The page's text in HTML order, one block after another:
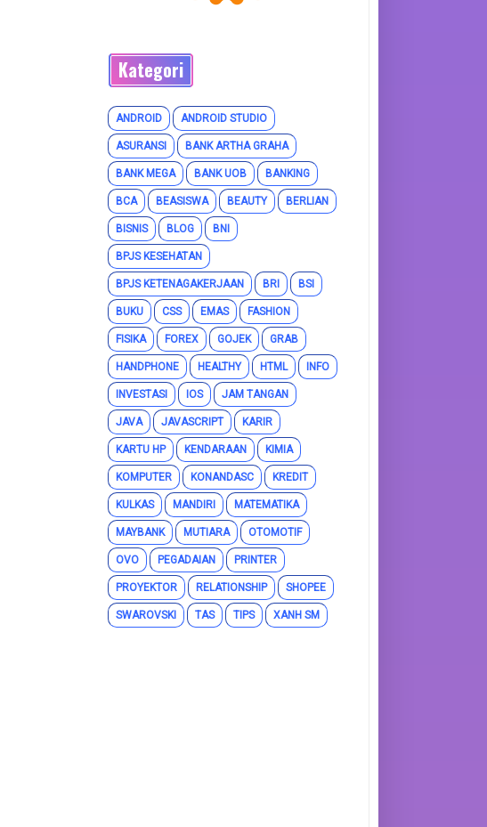
Kategori
ANDROID ANDROID STUDIO
ASURANSI BANK ARTHA GRAHA
BANK MEGA BANK UOB BANKING
BCA BEASISWA BEAUTY BERLIAN
BISNIS BLOG BNI
BPJS KESEHATAN
BPJS KETENAGAKERJAAN BRI BSI
BUKU CSS EMAS FASHION
FISIKA FOREX GOJEK GRAB
HANDPHONE HEALTHY HTML INFO
INVESTASI IOS JAM TANGAN
JAVA JAVASCRIPT KARIR
KARTU HP KENDARAAN KIMIA
KOMPUTER KONANDASC KREDIT
KULKAS MANDIRI MATEMATIKA
MAYBANK MUTIARA OTOMOTIF
OVO PEGADAIAN PRINTER
PROYEKTOR RELATIONSHIP SHOPEE
SWAROVSKI TAS TIPS XANH SM